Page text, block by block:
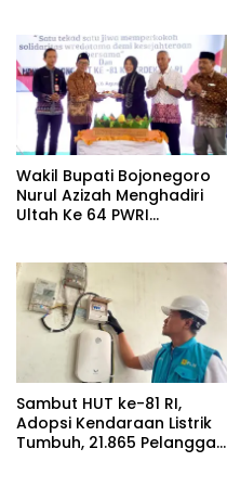
Wakil Bupati Bojonegoro
Nurul Azizah Menghadiri
Ultah Ke 64 PWRI
Sambut HUT ke-81 RI,
Adopsi Kendaraan Listrik
Tumbuh, 21.865 Pelanggan